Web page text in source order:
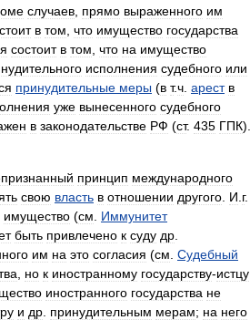
случаев прямо выраженного им
в том что имущество государства
состоит в том что на имущество
исполнения судебного или
принудительные меры (в т.ч арест в
уже вынесенного судебного
в законодательстве РФ (ст. 435 ГПК).
принцип международного
свою власть в отношении другого И г.
имущество (см
Иммунитет
быть привлечено к суду др
им на это согласия (см Судебный
но к иностранному государству-истцу
иностранного государства не
и др принудительным мерам; на него